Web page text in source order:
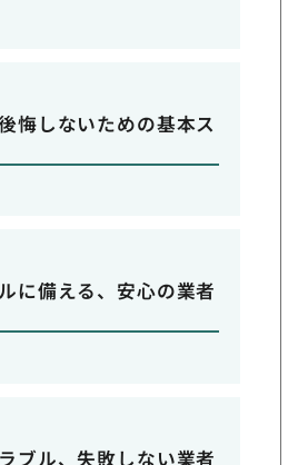
悔しないための基本ス
に備える、安心の業者
ブル、失敗しない業者